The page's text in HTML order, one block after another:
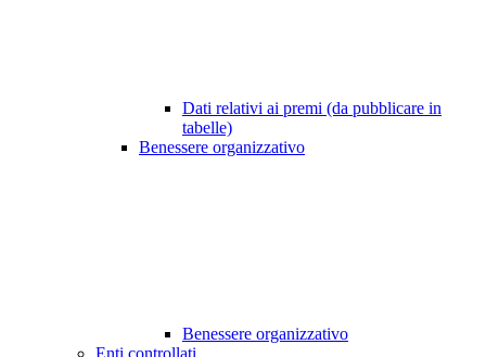
Dati relativi ai premi (da pubblicare in
tabelle)
Benessere organizzativo
Benessere organizzativo